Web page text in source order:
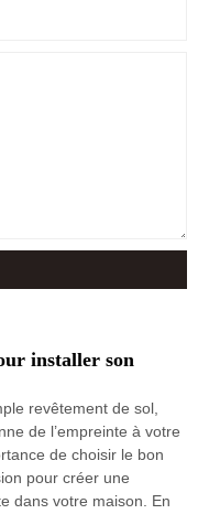
installer son
revêtement de sol,
de l’empreinte à votre
de choisir le bon
pour créer une
dans votre maison. En